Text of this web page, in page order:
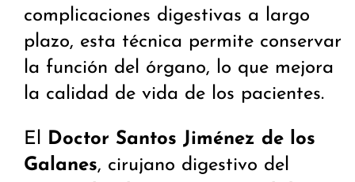
complicaciones digestivas a largo
plazo, esta técnica permite conservar
la función del órgano, lo que mejora
la calidad de vida de los pacientes.
El
Doctor Santos Jiménez de los
Galanes, cirujano digestivo del